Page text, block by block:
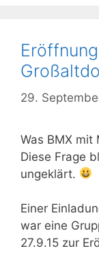
29.
Was BMX
Diese Frage
ungeklärt.
Einer
war eine
27.9.15 zur